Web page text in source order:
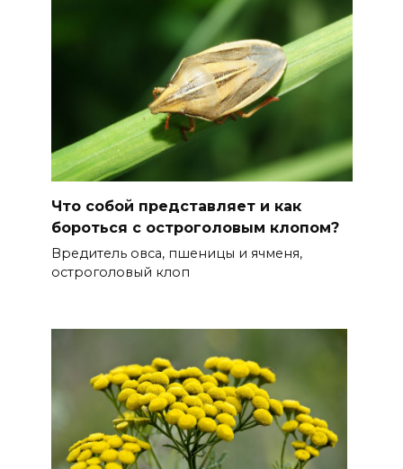
Что собой представляет и как
бороться с остроголовым клопом?
Вредитель овса, пшеницы и ячменя,
остроголовый клоп